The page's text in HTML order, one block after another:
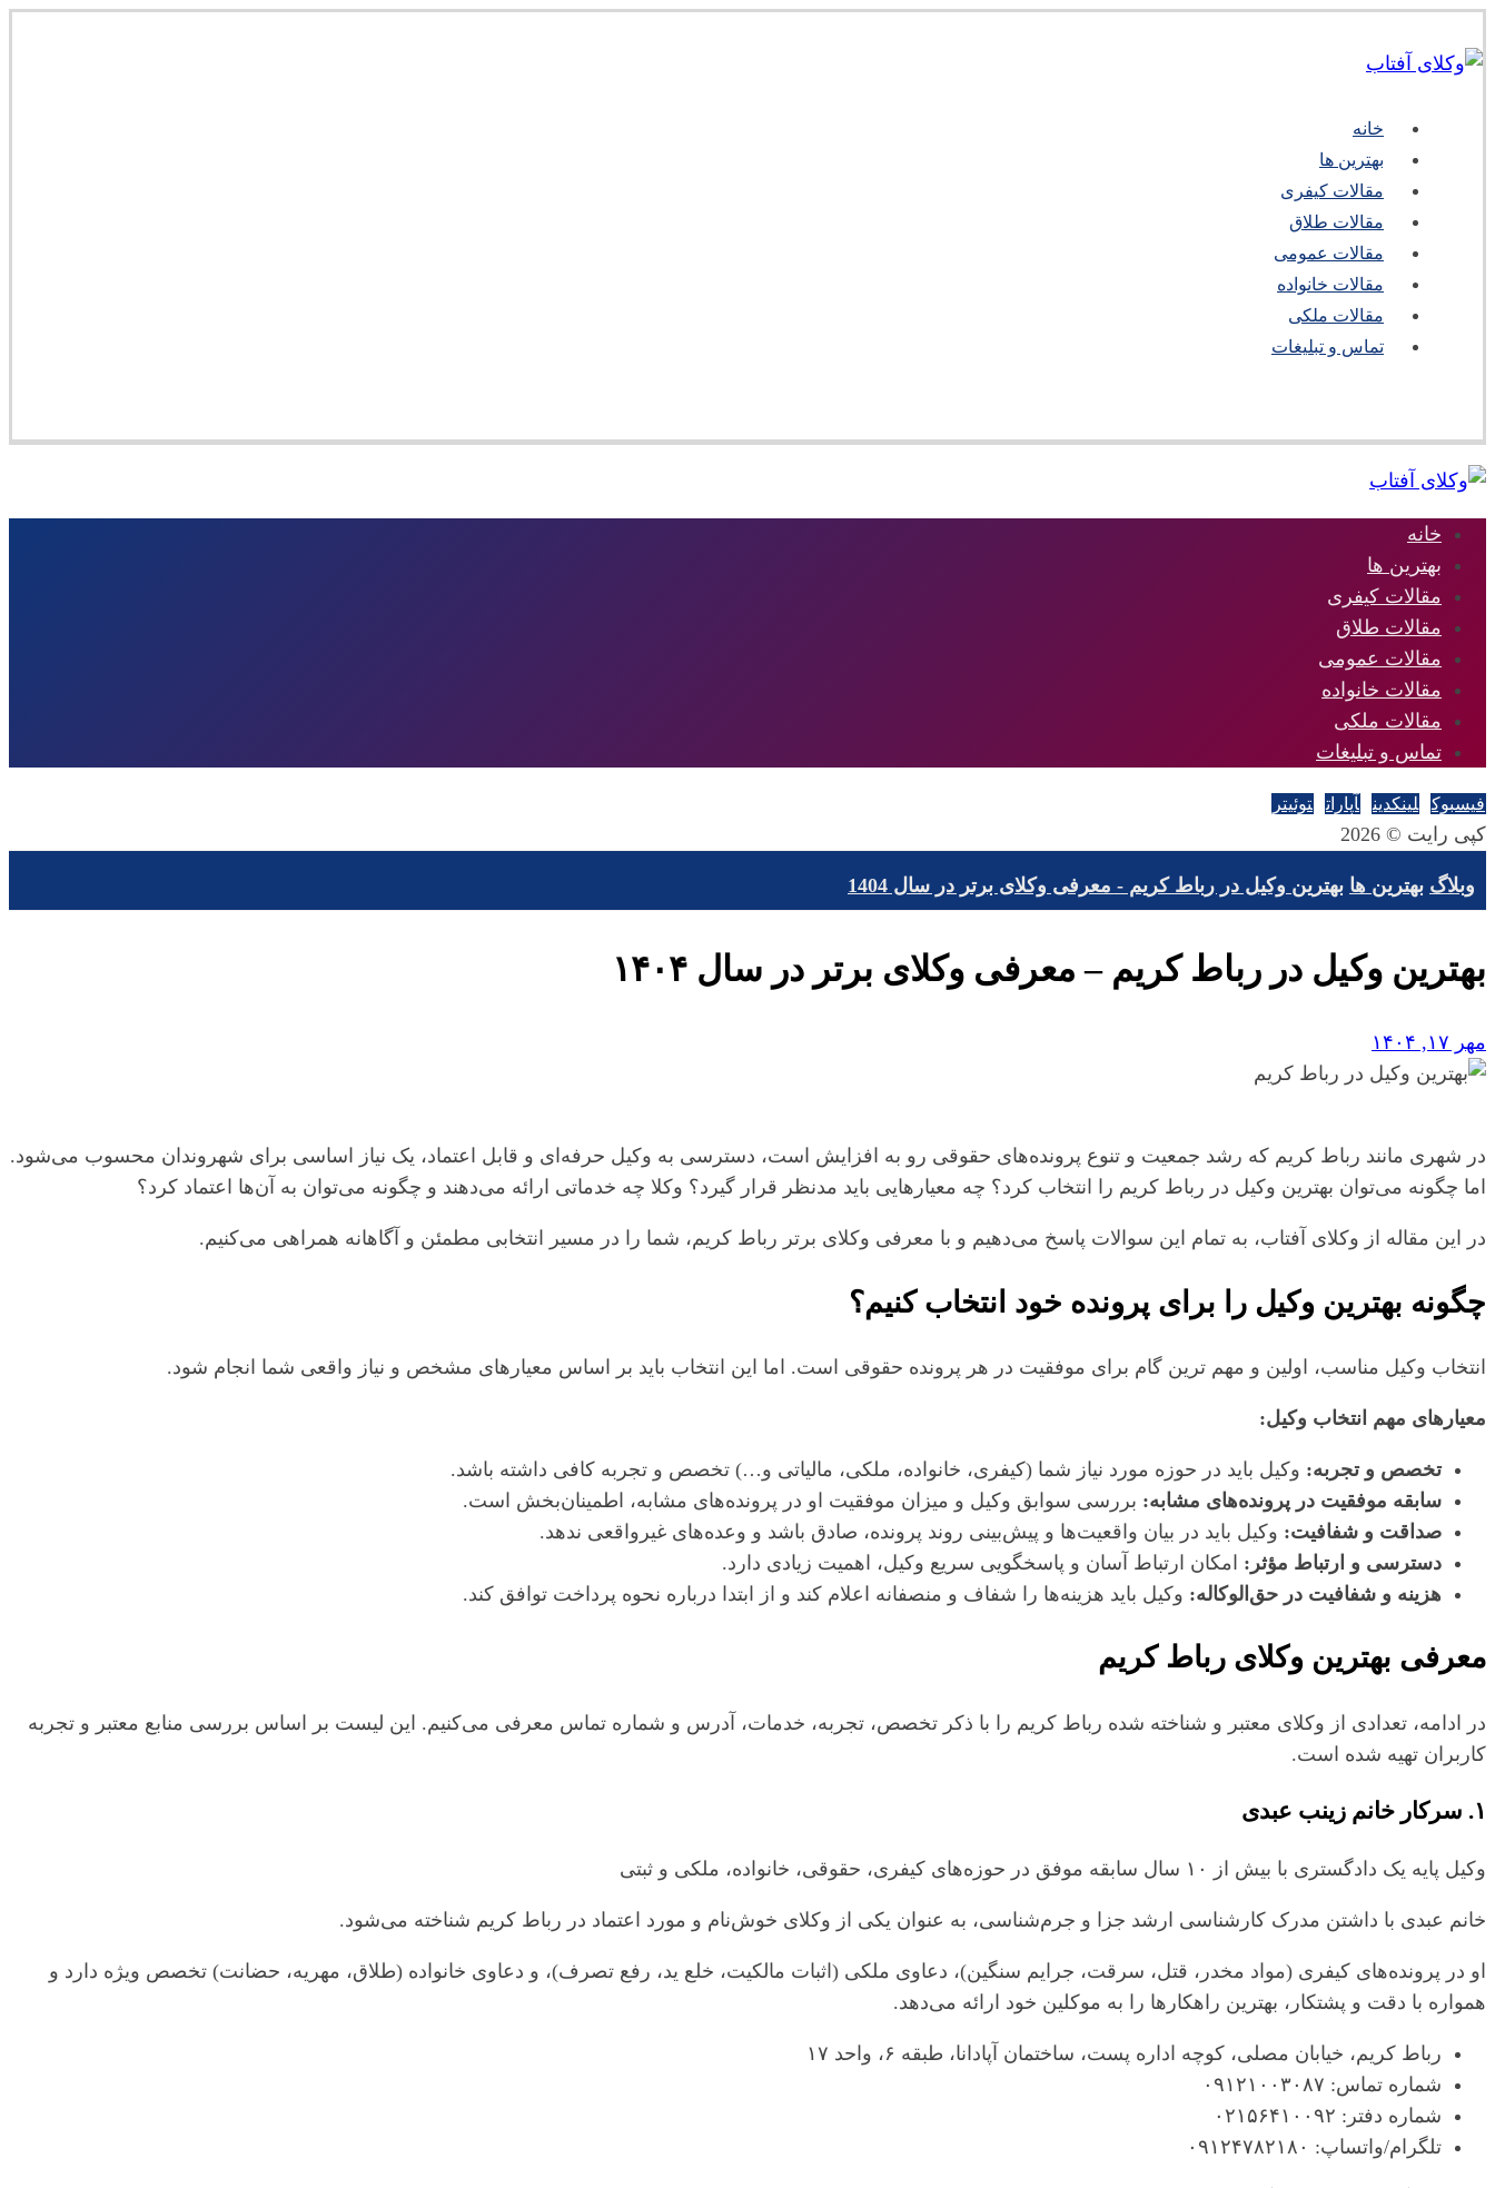
خانه
بهترین ها
مقالات کیفری
مقالات طلاق
مقالات عمومی
مقالات خانواده
مقالات ملکی
تماس و تبلیغات
خانه
بهترین ها
مقالات کیفری
مقالات طلاق
مقالات عمومی
مقالات خانواده
مقالات ملکی
تماس و تبلیغات
فیسبوک لینکدین آپارات توئیتر
کپی رایت © 2026
وبلاگ بهترین ها بهترین وکیل در رباط کریم - معرفی وکلای برتر در سال 1404
بهترین وکیل در رباط کریم – معرفی وکلای برتر در سال ۱۴۰۴
مهر ۱۷, ۱۴۰۴
در شهری مانند رباط کریم که رشد جمعیت و تنوع پرونده‌های حقوقی رو به افزایش است، دسترسی به وکیل حرفه‌ای و قابل اعتماد، یک نیاز اساسی برای شهروندان محسوب می‌شود.
اما چگونه می‌توان بهترین وکیل در رباط کریم را انتخاب کرد؟ چه معیارهایی باید مدنظر قرار گیرد؟ وکلا چه خدماتی ارائه می‌دهند و چگونه می‌توان به آن‌ها اعتماد کرد؟
در این مقاله از وکلای آفتاب، به تمام این سوالات پاسخ می‌دهیم و با معرفی وکلای برتر رباط کریم، شما را در مسیر انتخابی مطمئن و آگاهانه همراهی می‌کنیم.
چگونه بهترین وکیل را برای پرونده خود انتخاب کنیم؟
انتخاب وکیل مناسب، اولین و مهم‌ ترین گام برای موفقیت در هر پرونده حقوقی است. اما این انتخاب باید بر اساس معیارهای مشخص و نیاز واقعی شما انجام شود.
معیارهای مهم انتخاب وکیل:
تخصص و تجربه: وکیل باید در حوزه مورد نیاز شما (کیفری، خانواده، ملکی، مالیاتی و…) تخصص و تجربه کافی داشته باشد.
سابقه موفقیت در پرونده‌های مشابه: بررسی سوابق وکیل و میزان موفقیت او در پرونده‌های مشابه، اطمینان‌بخش است.
صداقت و شفافیت: وکیل باید در بیان واقعیت‌ها و پیش‌بینی روند پرونده، صادق باشد و وعده‌های غیرواقعی ندهد.
دسترسی و ارتباط مؤثر: امکان ارتباط آسان و پاسخگویی سریع وکیل، اهمیت زیادی دارد.
هزینه و شفافیت در حق‌الوکاله: وکیل باید هزینه‌ها را شفاف و منصفانه اعلام کند و از ابتدا درباره نحوه پرداخت توافق کند.
معرفی بهترین وکلای رباط کریم
در ادامه، تعدادی از وکلای معتبر و شناخته‌ شده رباط کریم را با ذکر تخصص، تجربه، خدمات، آدرس و شماره تماس معرفی می‌کنیم. این لیست بر اساس بررسی منابع معتبر و تجربه
کاربران تهیه شده است.
۱. سرکار خانم زینب عبدی
وکیل پایه یک دادگستری با بیش از ۱۰ سال سابقه موفق در حوزه‌های کیفری، حقوقی، خانواده، ملکی و ثبتی
خانم عبدی با داشتن مدرک کارشناسی ارشد جزا و جرم‌شناسی، به عنوان یکی از وکلای خوش‌نام و مورد اعتماد در رباط کریم شناخته می‌شود.
او در پرونده‌های کیفری (مواد مخدر، قتل، سرقت، جرایم سنگین)، دعاوی ملکی (اثبات مالکیت، خلع ید، رفع تصرف)، و دعاوی خانواده (طلاق، مهریه، حضانت) تخصص ویژه دارد و
همواره با دقت و پشتکار، بهترین راهکارها را به موکلین خود ارائه می‌دهد.
رباط کریم، خیابان مصلی، کوچه اداره پست، ساختمان آپادانا، طبقه ۶، واحد ۱۷
شماره تماس: ۰۹۱۲۱۰۰۳۰۸۷
شماره دفتر: ۰۲۱۵۶۴۱۰۰۹۲
تلگرام/واتساپ: ۰۹۱۲۴۷۸۲۱۸۰